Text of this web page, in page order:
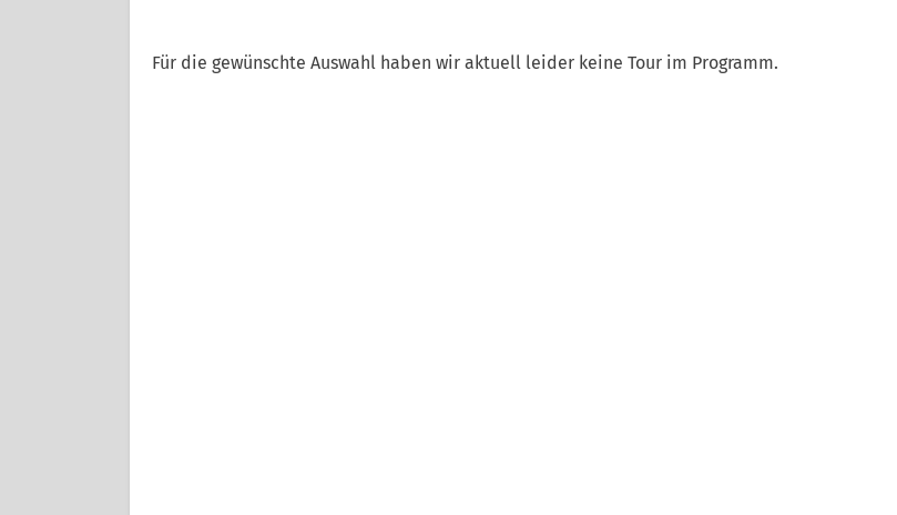
Für die gewünschte Auswahl haben wir aktuell leider keine Tour im Programm.